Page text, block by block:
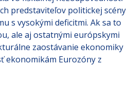
vo fiškálnej nezodpovednosti
predstaviteľov politickej scény
s vysokými deficitmi. Ak sa to
ale aj ostatnými európskymi
zaostávanie ekonomiky
Eurozóny z